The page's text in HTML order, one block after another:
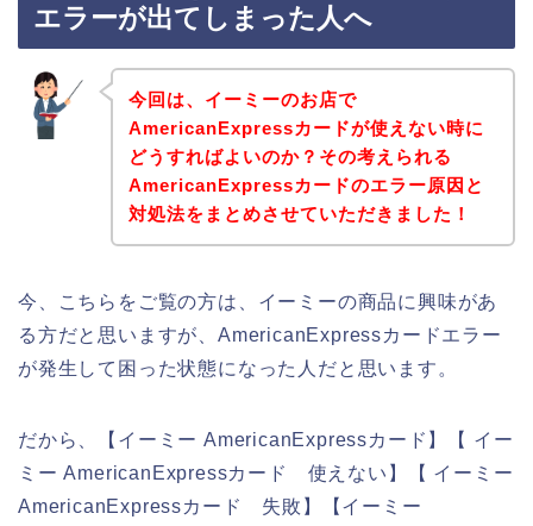
エラーが出てしまった人へ
今回は、イーミーのお店で
AmericanExpressカードが使えない時に
どうすればよいのか？その考えられる
AmericanExpressカードのエラー原因と
対処法をまとめさせていただきました！
今、こちらをご覧の方は、イーミーの商品に興味があ
る方だと思いますが、AmericanExpressカードエラー
が発生して困った状態になった人だと思います。
だから、【イーミー AmericanExpressカード】【 イー
ミー AmericanExpressカード 使えない】【 イーミー
AmericanExpressカード 失敗】【イーミー